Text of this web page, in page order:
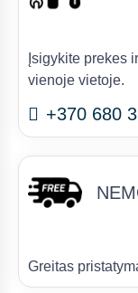
Įsigykite prekes
vienoje vietoje.
+370 680
Greitas